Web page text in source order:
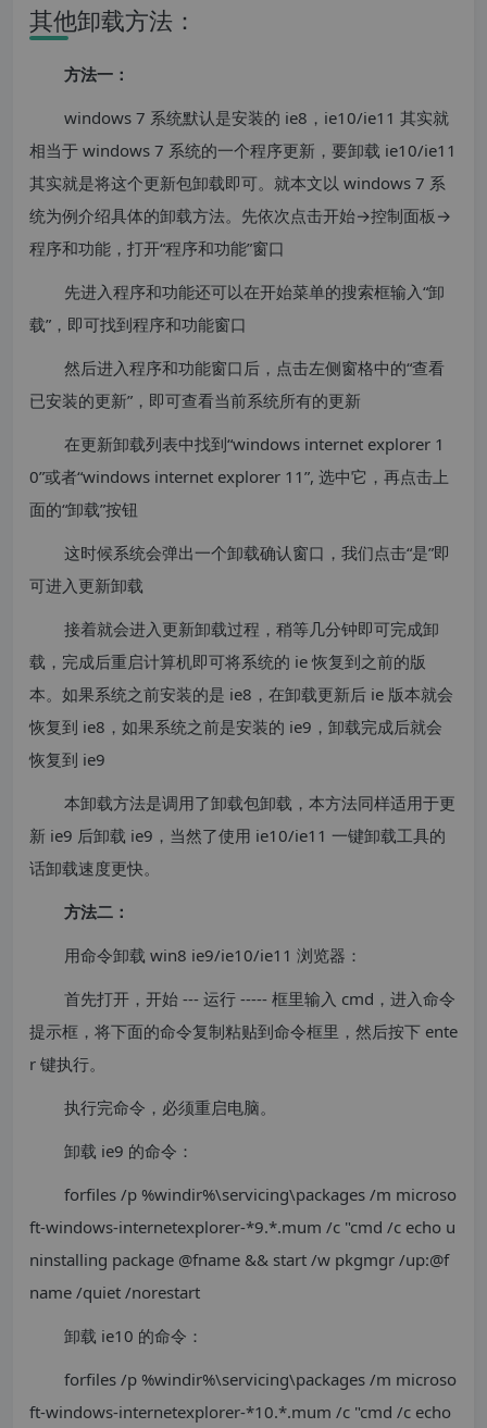
其他卸载方法：
方法一：
windows 7 系统默认是安装的 ie8，ie10/ie11 其实就
相当于 windows 7 系统的一个程序更新，要卸载 ie10/ie11
其实就是将这个更新包卸载即可。就本文以 windows 7 系
统为例介绍具体的卸载方法。先依次点击开始→控制面板→
程序和功能，打开“程序和功能”窗口
先进入程序和功能还可以在开始菜单的搜索框输入“卸
载”，即可找到程序和功能窗口
然后进入程序和功能窗口后，点击左侧窗格中的“查看
已安装的更新”，即可查看当前系统所有的更新
在更新卸载列表中找到“windows internet explorer 1
0”或者“windows internet explorer 11”, 选中它，再点击上
面的“卸载”按钮
这时候系统会弹出一个卸载确认窗口，我们点击“是”即
可进入更新卸载
接着就会进入更新卸载过程，稍等几分钟即可完成卸
载，完成后重启计算机即可将系统的 ie 恢复到之前的版
本。如果系统之前安装的是 ie8，在卸载更新后 ie 版本就会
恢复到 ie8，如果系统之前是安装的 ie9，卸载完成后就会
恢复到 ie9
本卸载方法是调用了卸载包卸载，本方法同样适用于更
新 ie9 后卸载 ie9，当然了使用 ie10/ie11 一键卸载工具的
话卸载速度更快。
方法二：
用命令卸载 win8 ie9/ie10/ie11 浏览器：
首先打开，开始 --- 运行 ----- 框里输入 cmd，进入命令
提示框，将下面的命令复制粘贴到命令框里，然后按下 ente
r 键执行。
执行完命令，必须重启电脑。
卸载 ie9 的命令：
forfiles /p %windir%\servicing\packages /m microso
ft-windows-internetexplorer-*9.*.mum /c "cmd /c echo u
ninstalling package @fname && start /w pkgmgr /up:@f
name /quiet /norestart
卸载 ie10 的命令：
forfiles /p %windir%\servicing\packages /m microso
ft-windows-internetexplorer-*10.*.mum /c "cmd /c echo